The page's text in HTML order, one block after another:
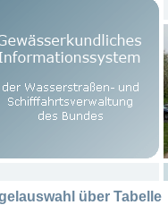
über Tabelle